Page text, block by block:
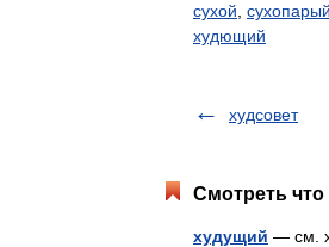
сухой сухопарый
худющий
худсовет
Смотреть
худущий — см.